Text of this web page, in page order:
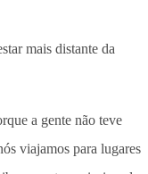
mais distante da
a gente não teve
viajamos para lugares